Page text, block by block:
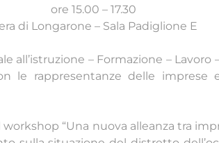
ore 15.00 – 17.30
di Longarone – Sala Padiglione E
all’istruzione – Formazione –
le rappresentanze delle imprese
“Una nuova alleanza tra